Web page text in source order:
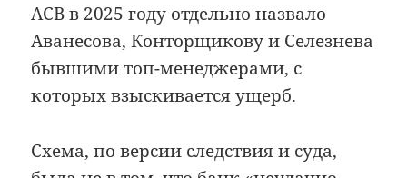
АСВ в 2025 году отдельно назвало
Аванесова, Конторщикову и Селезнева
бывшими топ-менеджерами, с
которых взыскивается ущерб.
Схема, по версии следствия и суда,